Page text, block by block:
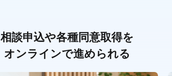
相談申込や各種同意取得を
オンラインで進められる